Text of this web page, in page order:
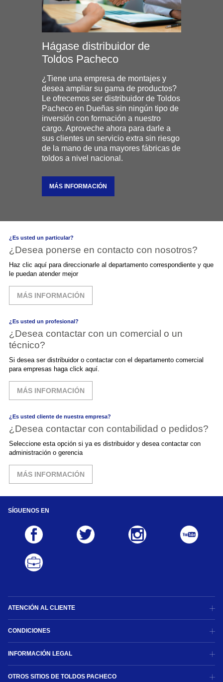
Hágase distribuidor de
Toldos Pacheco
¿Tiene una empresa de montajes y
desea ampliar su gama de productos?
Le ofrecemos ser distribuidor de Toldos
Pacheco en Dueñas sin ningún tipo de
inversión con formación a nuestro
cargo. Aproveche ahora para darle a
sus clientes un servicio extra sin riesgo
de la mano de una mayores fábricas de
toldos a nivel nacional.
MÁS INFORMACIÓN
¿Es usted un particular?
¿Desea ponerse en contacto con nosotros?
Haz clic aquí para direccionarle al departamento correspondiente y que
le puedan atender mejor
MÁS INFORMACIÓN
¿Es usted un profesional?
¿Desea contactar con un comercial o un
técnico?
Si desea ser distribuidor o contactar con el departamento comercial
para empresas haga click aquí.
MÁS INFORMACIÓN
¿Es usted cliente de nuestra empresa?
¿Desea contactar con contabilidad o pedidos?
Seleccione esta opción si ya es distribuidor y desea contactar con
administración o gerencia
MÁS INFORMACIÓN
SÍGUENOS EN
ATENCIÓN AL CLIENTE
CONDICIONES
INFORMACIÓN LEGAL
OTROS SITIOS DE TOLDOS PACHECO